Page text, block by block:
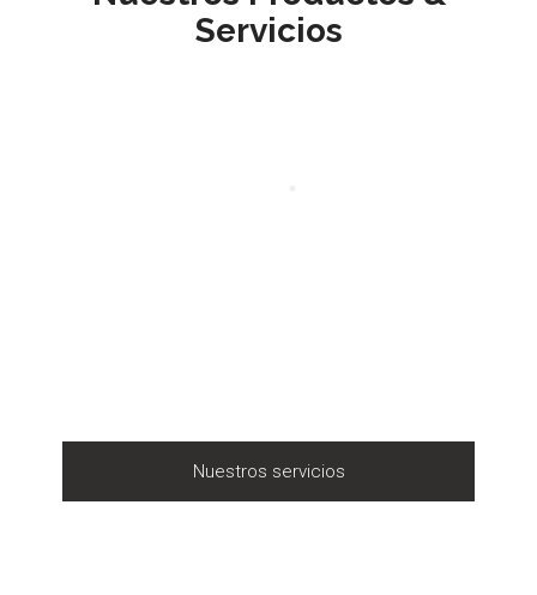
Servicios
Nuestros servicios